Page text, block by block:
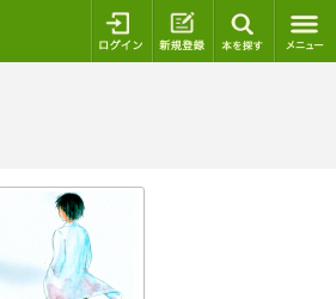
ログイン 新規登録